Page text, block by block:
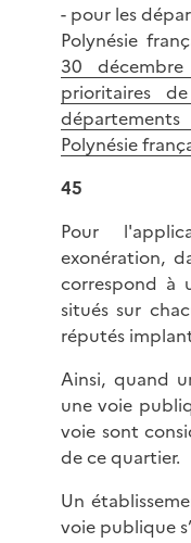
- pour les
Polynésie
30
prioritaires
Polynésie
45
Pour
exonération,
correspond à
situés sur
réputés
Ainsi, quand
une voie
voie sont
de ce quartier.
Un
voie publique